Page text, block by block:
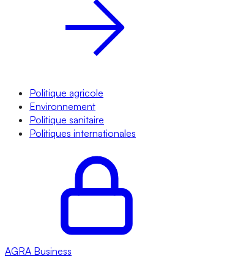
Politique agricole
Environnement
Politique sanitaire
Politiques internationales
AGRA Business